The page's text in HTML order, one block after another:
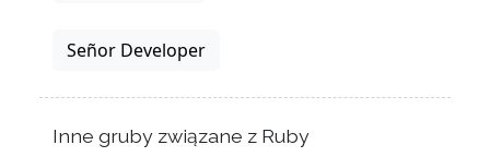
Señor Developer
Inne gruby związane z Ruby